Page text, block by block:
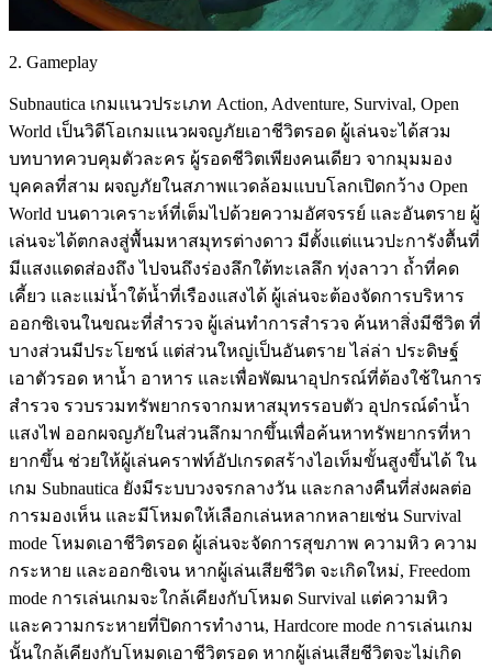
2. Gameplay
Subnautica เกมแนวประเภท Action, Adventure, Survival, Open
World เป็นวิดีโอเกมแนวผจญภัยเอาชีวิตรอด ผู้เล่นจะได้สวม
บทบาทควบคุมตัวละคร ผู้รอดชีวิตเพียงคนเดียว จากมุมมอง
บุคคลที่สาม ผจญภัยในสภาพแวดล้อมแบบโลกเปิดกว้าง Open
World บนดาวเคราะห์ที่เต็มไปด้วยความอัศจรรย์ และอันตราย ผู้
เล่นจะได้ตกลงสู่พื้นมหาสมุทรต่างดาว มีตั้งแต่แนวปะการังตื้นที่
มีแสงแดดส่องถึง ไปจนถึงร่องลึกใต้ทะเลลึก ทุ่งลาวา ถ้ำที่คด
เคี้ยว และแม่น้ำใต้น้ำที่เรืองแสงได้ ผู้เล่นจะต้องจัดการบริหาร
ออกซิเจนในขณะที่สำรวจ ผู้เล่นทำการสำรวจ ค้นหาสิ่งมีชีวิต ที่
บางส่วนมีประโยชน์ แต่ส่วนใหญ่เป็นอันตราย ไล่ล่า ประดิษฐ์
เอาตัวรอด หาน้ำ อาหาร และเพื่อพัฒนาอุปกรณ์ที่ต้องใช้ในการ
สำรวจ รวบรวมทรัพยากรจากมหาสมุทรรอบตัว อุปกรณ์ดำน้ำ
แสงไฟ ออกผจญภัยในส่วนลึกมากขึ้นเพื่อค้นหาทรัพยากรที่หา
ยากขึ้น ช่วยให้ผู้เล่นคราฟท์อัปเกรดสร้างไอเท็มขั้นสูงขึ้นได้ ใน
เกม Subnautica ยังมีระบบวงจรกลางวัน และกลางคืนที่ส่งผลต่อ
การมองเห็น และมีโหมดให้เลือกเล่นหลากหลายเช่น Survival
mode โหมดเอาชีวิตรอด ผู้เล่นจะจัดการสุขภาพ ความหิว ความ
กระหาย และออกซิเจน หากผู้เล่นเสียชีวิต จะเกิดใหม่, Freedom
mode การเล่นเกมจะใกล้เคียงกับโหมด Survival แต่ความหิว
และความกระหายที่ปิดการทำงาน, Hardcore mode การเล่นเกม
นั้นใกล้เคียงกับโหมดเอาชีวิตรอด หากผู้เล่นเสียชีวิตจะไม่เกิด